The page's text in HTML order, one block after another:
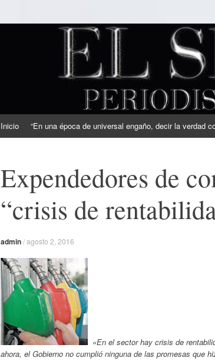
EL SINDICAL
Periodismo Inteligente
Inicio “En una época de universal engaño, decir la verdad
Expendedores de
“crisis de
admin/agosto 2, 2016
«En el sector hay crisis de
ahora, el Gobierno no cumplió ninguna de las promesas que